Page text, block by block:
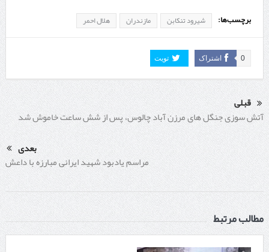
برچسب‌ها: شیرود تنکابن مازندران هلال احمر
اشتراک 0 تویت
قبلی
آتش سوزی جنگل های مرزن آباد چالوس، پس از شش ساعت خاموش شد
بعدی
مراسم یادبود شهید ایرانی مبارزه با داعش
مطالب مرتبط